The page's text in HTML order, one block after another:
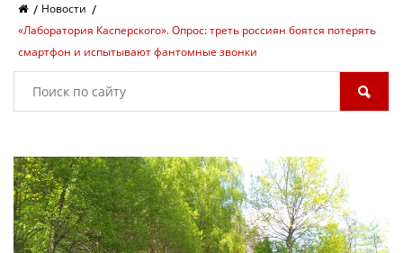
Новости
«Лаборатория Касперского». Опрос: треть россиян боятся потерять
смартфон и испытывают фантомные звонки